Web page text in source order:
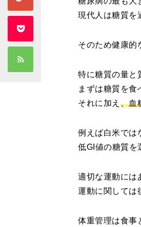
現代人は糖質を
そのため健康的
特に糖質の量と
まずは糖質を食
それに加え 、血
例えば白米では
低GI値の糖質を
適切な運動には
運動に関しては
体重管理は食事